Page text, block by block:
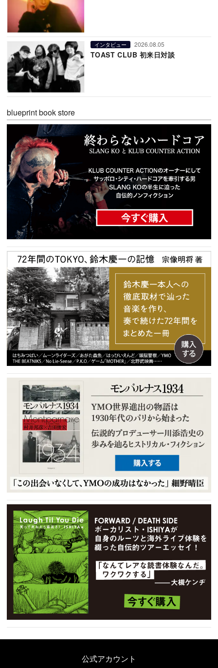
インタビュー 2026.08.05
TOAST CLUB 初来日対談
blueprint book store
公式アカウント